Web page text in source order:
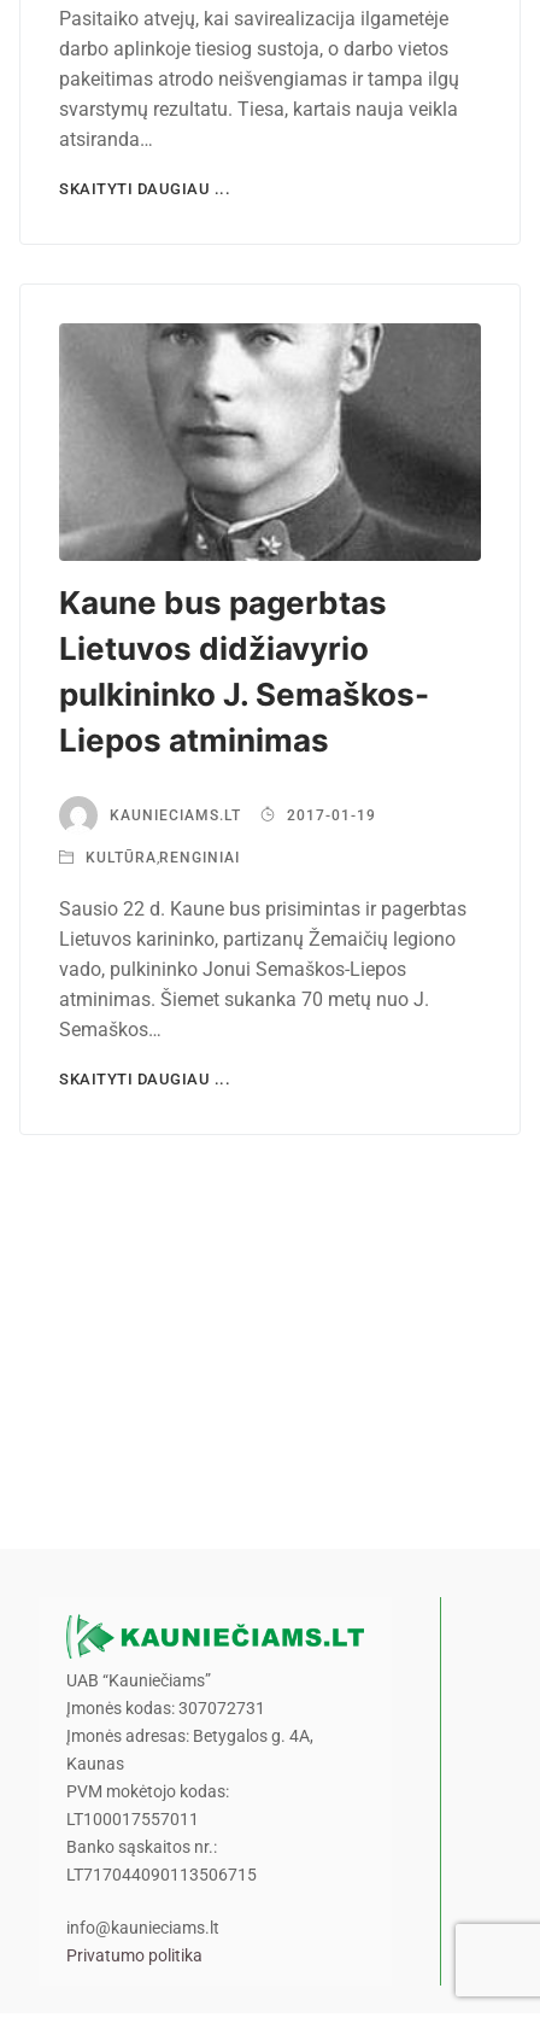
Pasitaiko atvejų, kai savirealizacija ilgametėje
darbo aplinkoje tiesiog sustoja, o darbo vietos
pakeitimas atrodo neišvengiamas ir tampa ilgų
svarstymų rezultatu. Tiesa, kartais nauja veikla
atsiranda…
SKAITYTI DAUGIAU ...
Kaune bus pagerbtas
Lietuvos didžiavyrio
pulkininko J. Semaškos-
Liepos atminimas
KAUNIECIAMS.LT 2017-01-19
KULTŪRA RENGINIAI
Sausio 22 d. Kaune bus prisimintas ir pagerbtas
Lietuvos karininko, partizanų Žemaičių legiono
vado, pulkininko Jonui Semaškos-Liepos
atminimas. Šiemet sukanka 70 metų nuo J.
Semaškos…
SKAITYTI DAUGIAU ...
UAB “Kauniečiams”
Įmonės kodas: 307072731
Įmonės adresas: Betygalos g. 4A,
Kaunas
PVM mokėtojo kodas:
LT100017557011
Banko sąskaitos nr.:
LT717044090113506715
info@kaunieciams.lt
Privatumo politika